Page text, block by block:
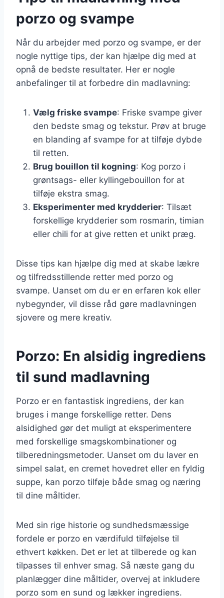
porzo og svampe
Når du arbejder med porzo og svampe, er der
nogle nyttige tips, der kan hjælpe dig med at
opnå de bedste resultater. Her er nogle
anbefalinger til at forbedre din madlavning:
Vælg friske svampe: Friske svampe giver
den bedste smag og tekstur. Prøv at bruge
en blanding af svampe for at tilføje dybde
til retten.
Brug bouillon til kogning: Kog porzo i
grøntsags- eller kyllingebouillon for at
tilføje ekstra smag.
Eksperimenter med krydderier: Tilsæt
forskellige krydderier som rosmarin, timian
eller chili for at give retten et unikt præg.
Disse tips kan hjælpe dig med at skabe lækre
og tilfredsstillende retter med porzo og
svampe. Uanset om du er en erfaren kok eller
nybegynder, vil disse råd gøre madlavningen
sjovere og mere kreativ.
Porzo: En alsidig ingrediens
til sund madlavning
Porzo er en fantastisk ingrediens, der kan
bruges i mange forskellige retter. Dens
alsidighed gør det muligt at eksperimentere
med forskellige smagskombinationer og
tilberedningsmetoder. Uanset om du laver en
simpel salat, en cremet hovedret eller en fyldig
suppe, kan porzo tilføje både smag og næring
til dine måltider.
Med sin rige historie og sundhedsmæssige
fordele er porzo en værdifuld tilføjelse til
ethvert køkken. Det er let at tilberede og kan
tilpasses til enhver smag. Så næste gang du
planlægger dine måltider, overvej at inkludere
porzo som en sund og lækker ingrediens.